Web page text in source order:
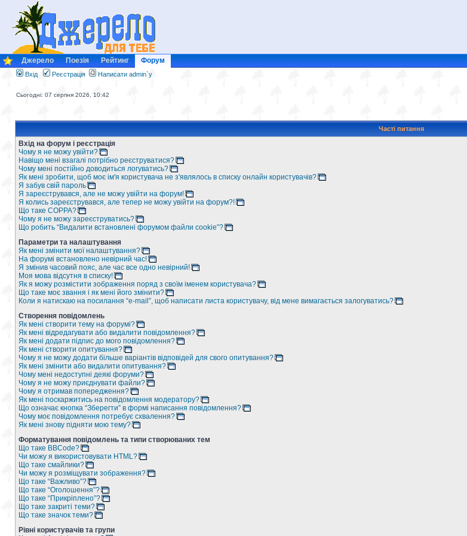
Джерело Поезія Рейтинг Форум
Вхід Реєстрація Написати admin`у
Сьогодні: 07 серпня 2026, 10:42
Часті питання
Вхід на форум і реєстрація
Чому я не можу увійти?
Навіщо мені взагалі потрібно реєструватися?
Чому мені постійно доводиться логуватись?
Як мені зробити, щоб моє ім'я користувача не з'являлось в списку онлайн користувачів?
Я забув свій пароль
Я зареєструвався, але не можу увійти на форум!
Я колись зареєструвався, але тепер не можу увійти на форум?!
Що таке COPPA?
Чому я не можу зареєструватись?
Що робить “Видалити встановлені форумом файли cookie”?
Параметри та налаштування
Як мені змінити мої налаштування?
На форумі встановлено невірний час!
Я змінив часовий пояс, але час все одно невірний!
Моя мова відсутня в списку!
Як я можу розмістити зображення поряд з своїм іменем користувача?
Що таке моє звання і як мені його змінити?
Коли я натискаю на посилання “e-mail”, щоб написати листа користувачу, від мене вимагається залогуватись?
Створення повідомлень
Як мені створити тему на форумі?
Як мені відредагувати або видалити повідомлення?
Як мені додати підпис до мого повідомлення?
Як мені створити опитування?
Чому я не можу додати більше варіантів відповідей для свого опитування?
Як мені змінити або видалити опитування?
Чому мені недоступні деякі форуми?
Чому я не можу приєднувати файли?
Чому я отримав попередження?
Як мені поскаржитись на повідомлення модератору?
Що означає кнопка “Зберегти” в формі написання повідомлення?
Чому моє повідомлення потребує схвалення?
Як мені знову підняти мою тему?
Форматування повідомлень та типи створюваних тем
Що таке BBCode?
Чи можу я використовувати HTML?
Що таке смайлики?
Чи можу я розміщувати зображення?
Що таке “Важливо”?
Що таке “Оголошення”?
Що таке “Прикріплено”?
Що таке закриті теми?
Що таке значок теми?
Рівні користувачів та групи